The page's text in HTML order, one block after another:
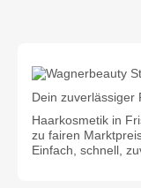
Dein zuverlässiger
Haarkosmetik in
zu fairen
Einfach, schnell,